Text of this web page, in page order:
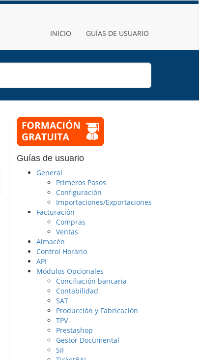
INICIO GUÍAS DE USUARIO
Guías de usuario
General
Primeros Pasos
Configuración
Importaciones/Exportaciones
Facturación
Compras
Ventas
Almacén
Control Horario
API
Módulos Opcionales
Conciliación bancaria
Contabilidad
SAT
Producción y Fabricación
TPV
Prestashop
Gestor Documental
SII